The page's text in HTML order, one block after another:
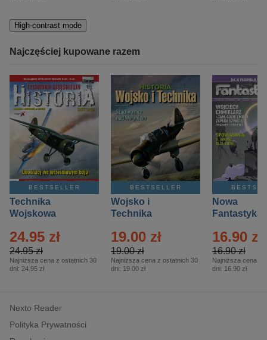
High-contrast mode
Najczęściej kupowane razem
BESTSELLER
Technika
Wojskowa
– 2/2026
24.95 zł
24.95 zł
Najniższa cena z ostatnich 30
dni: 24.95 zł
BESTSELLER
Wojsko i
Technika
Specjalne –
Eprasa – 2/2026
19.00 zł
19.00 zł
Najniższa cena z ostatnich 30
dni: 19.00 zł
Nowa
Fantastyka
16.90 zł
16.90 zł
Najniższa cena z
dni: 16.90 zł
Nexto Reader
Polityka Prywatności